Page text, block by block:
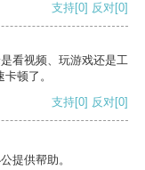
支持[0] 反对[0]
看视频、玩游戏还是工
顿了。
支持[0] 反对[0]
提供帮助。